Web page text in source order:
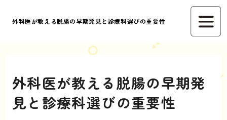
外科医が教える脱腸の早期発見と診療科選びの重要性
外科医が教える脱腸の早期発
見と診療科選びの重要性